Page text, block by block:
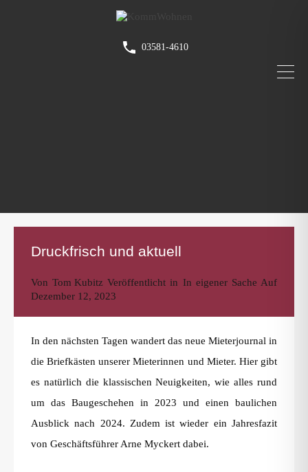
03581-4610
Druckfrisch und aktuell
VonTom Kubitz Veröffentlicht in In eigener Sache Auf
Dezember 12, 2023
In den nächsten Tagen wandert das neue Mieterjournal in
die Briefkästen unserer Mieterinnen und Mieter. Hier gibt
es natürlich die klassischen Neuigkeiten, wie alles rund
um das Baugeschehen in 2023 und einen baulichen
Ausblick nach 2024. Zudem ist wieder ein Jahresfazit
von Geschäftsführer Arne Myckert dabei.